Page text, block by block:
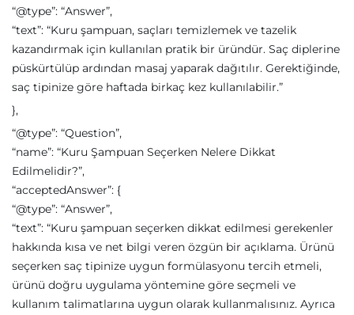
“@type”: “Answer”,
“text”: “Kuru şampuan, saçları temizlemek ve tazelik
kazandırmak için kullanılan pratik bir üründür. Saç diplerine
püskürtülüp ardından masaj yaparak dağıtılır. Gerektiğinde,
saç tipinize göre haftada birkaç kez kullanılabilir.”
},
“@type”: “Question”,
“name”: “Kuru Şampuan Seçerken Nelere Dikkat
Edilmelidir?”,
“acceptedAnswer”: {
“@type”: “Answer”,
“text”: “Kuru şampuan seçerken dikkat edilmesi gerekenler
hakkında kısa ve net bilgi veren özgün bir açıklama. Ürünü
seçerken saç tipinize uygun formülasyonu tercih etmeli,
ürünü doğru uygulama yöntemine göre seçmeli ve
kullanım talimatlarına uygun olarak kullanmalısınız. Ayrıca